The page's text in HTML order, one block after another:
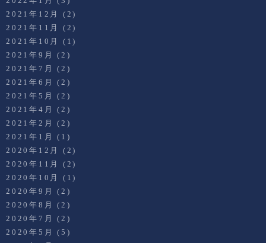
2021年12月
(2)
2021年11月
(2)
2021年10月
(1)
2021年9月
(2)
2021年7月
(2)
2021年6月
(2)
2021年5月
(2)
2021年4月
(2)
2021年2月
(2)
2021年1月
(1)
2020年12月
(2)
2020年11月
(2)
2020年10月
(1)
2020年9月
(2)
2020年8月
(2)
2020年7月
(2)
2020年5月
(5)